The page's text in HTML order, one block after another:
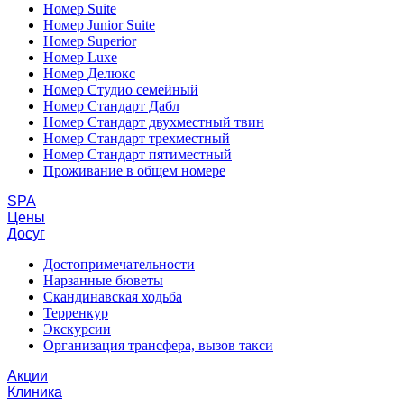
Номер Suite
Номер Junior Suite
Номер Superior
Номер Luxe
Номер Делюкс
Номер Студио семейный
Номер Стандарт Дабл
Номер Стандарт двухместный твин
Номер Стандарт трехместный
Номер Стандарт пятиместный
Проживание в общем номере
SPA
Цены
Досуг
Достопримечательности
Нарзанные бюветы
Скандинавская ходьба
Терренкур
Экскурсии
Организация трансфера, вызов такси
Акции
Клиника